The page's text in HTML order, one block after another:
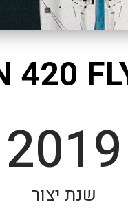
2019
שנת יצור